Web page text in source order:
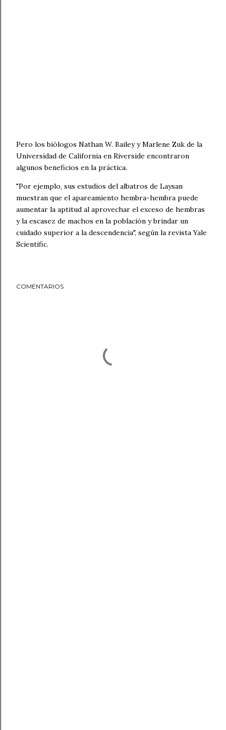
Pero los biólogos Nathan W. Bailey y Marlene Zuk de la
Universidad de California en Riverside encontraron
algunos beneficios en la práctica.
"Por ejemplo, sus estudios del albatros de Laysan
muestran que el apareamiento hembra-hembra puede
aumentar la aptitud al aprovechar el exceso de hembras
y la escasez de machos en la población y brindar un
cuidado superior a la descendencia", según la revista Yale
Scientific.
COMENTARIOS